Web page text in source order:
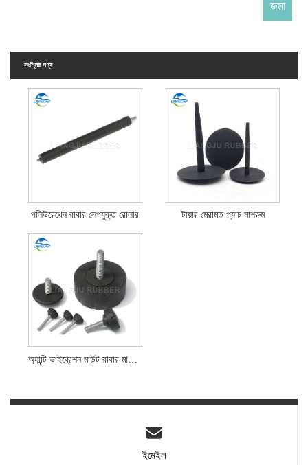
সংশ্লিষ্ট পণ্য
পলিউরেথেন রাবার লেপযুক্ত রোলার টায়ার মেরামত প্যাচ মাশরুম
অ্যান্টি ভাইব্রেশন মাউন্ট রাবার মাউন্টিং ফুট
ইমেইল